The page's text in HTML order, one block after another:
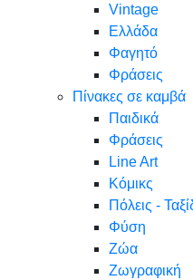
Vintage
Ελλάδα
Φαγητό
Φράσεις
Πίνακες σε καμβά
Παιδικά
Φράσεις
Line Art
Κόμικς
Πόλεις -
Φύση
Ζώα
Ζωγραφική